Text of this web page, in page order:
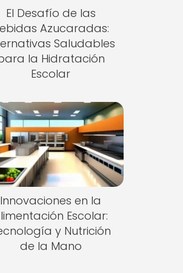
El Desafío de las
Azucaradas:
Saludables
la Hidratación
Escolar
Innovaciones en la
Escolar:
y Nutrición
de la Mano